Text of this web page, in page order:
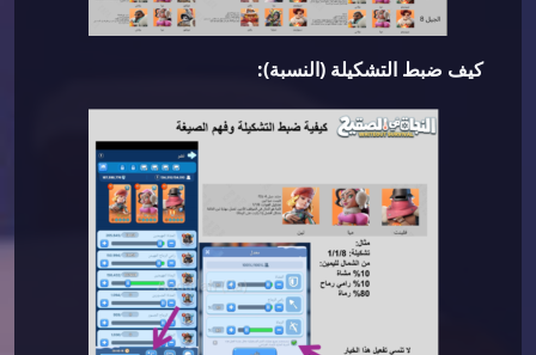
كيف ضبط التشكيلة (النسبة):